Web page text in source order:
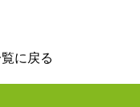
に戻る